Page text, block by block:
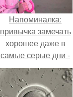
Напоминалка:
привычка замечать
хорошее даже в
самые серые дни -
это не очередная
сказка из книг по
саморазвитию.